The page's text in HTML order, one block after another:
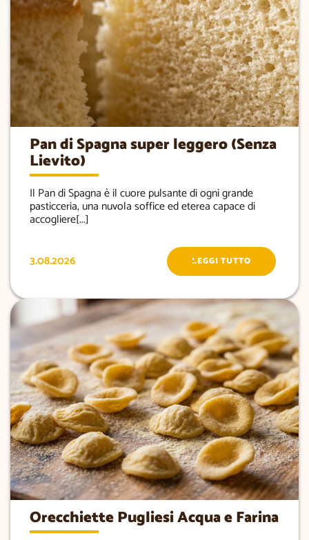
Pan di Spagna super leggero (Senza
Lievito)
Il Pan di Spagna è il cuore pulsante di ogni grande
pasticceria, una nuvola soffice ed eterea capace di
accogliere[...]
3.08.2026 LEGGI TUTTO
Orecchiette Pugliesi Acqua e Farina